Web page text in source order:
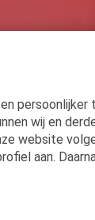
wij en
website
aan.